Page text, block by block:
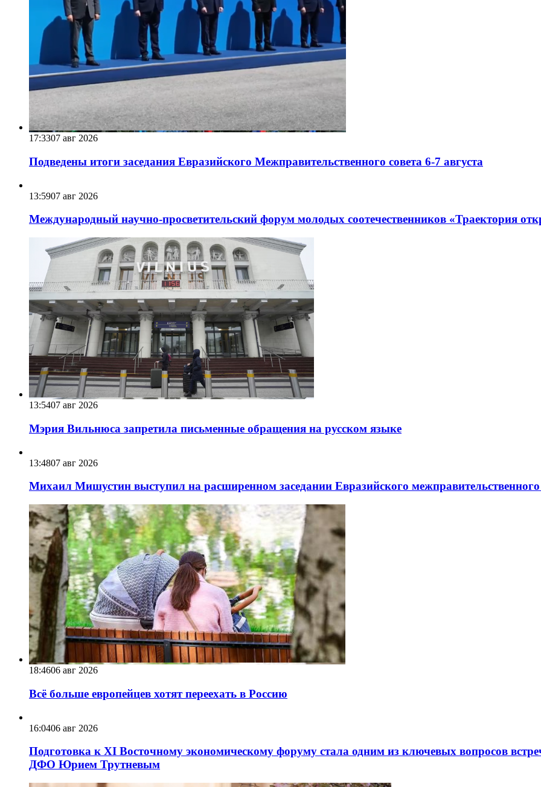
17:3307 авг 2026
Подведены итоги заседания Евразийского Межправительственного совета 6-7 августа
13:5907 авг 2026
Международный научно-просветительский форум молодых соотечественников «Траектория
13:5407 авг 2026
Мэрия Вильнюса запретила письменные обращения на русском языке
13:4807 авг 2026
Михаил Мишустин выступил на расширенном заседании Евразийского
18:4606 авг 2026
Всё больше европейцев хотят переехать в Россию
16:0406 авг 2026
Подготовка к XI Восточному экономическому форуму стала одним из ключевых вопросов
ДФО Юрием Трутневым